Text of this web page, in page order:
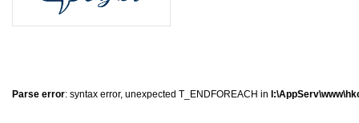
Parse error: syntax error, unexpected T_ENDFOREACH in